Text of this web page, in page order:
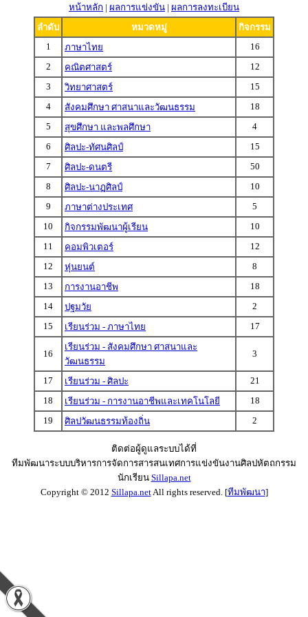
หน้าหลัก | ผลการแข่งขัน | ผลการลงทะเบียน
ลำดับ
หมวดหมู่
กิจกรรม
1
ภาษาไทย
16
2
คณิตศาสตร์
12
3
วิทยาศาสตร์
15
4
สังคมศึกษา ศาสนาและวัฒนธรรม
18
5
สุขศึกษา และพลศึกษา
4
6
ศิลปะ-ทัศนศิลป์
15
7
ศิลปะ-ดนตรี
50
8
ศิลปะ-นาฏศิลป์
10
9
ภาษาต่างประเทศ
5
10
กิจกรรมพัฒนาผู้เรียน
10
11
คอมพิวเตอร์
12
12
หุ่นยนต์
8
13
การงานอาชีพ
18
14
ปฐมวัย
2
15
เรียนร่วม - ภาษาไทย 17
16
เรียนร่วม - สังคมศึกษา ศาสนาและ
วัฒนธรรม
3
17 เรียนร่วม - ศิลปะ
21
18
เรียนร่วม - การงานอาชีพและเทคโนโลยี
18
19
ศิลปวัฒนธรรมท้องถิ่น 2
ติดต่อผู้ดูแลระบบได้ที่
ทีมพัฒนาระบบบริหารการจัดการสารสนเทศการแข่งขันงานศิลปหัตถกรรม
นักเรียน Sillapa.net
Copyright © 2012 Sillapa.netAll rights reserved. [ทีมพัฒนา]